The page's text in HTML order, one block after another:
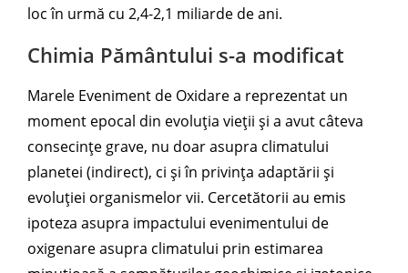
loc în urmă cu 2,4-2,1 miliarde de ani.
Chimia Pământului s-a modificat
Marele Eveniment de Oxidare a reprezentat un
moment epocal din evoluția vieții și a avut câteva
consecințe grave, nu doar asupra climatului
planetei (indirect), ci și în privința adaptării și
evoluției organismelor vii. Cercetătorii au emis
ipoteza asupra impactului evenimentului de
oxigenare asupra climatului prin estimarea